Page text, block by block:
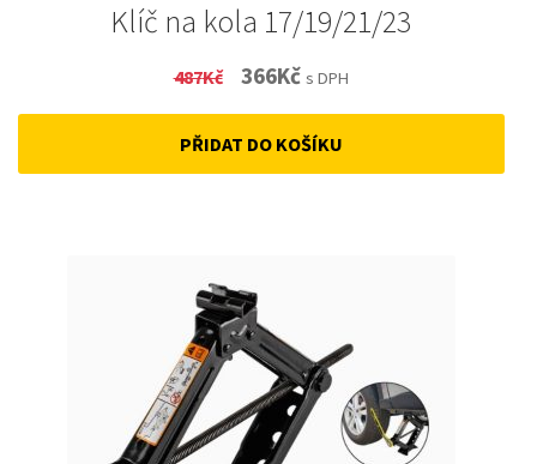
Klíč na kola 17/19/21/23
487Kč
Original
price
was:
366KčCurrent
price
is:
s DPH
PŘIDAT DO KOŠÍKU